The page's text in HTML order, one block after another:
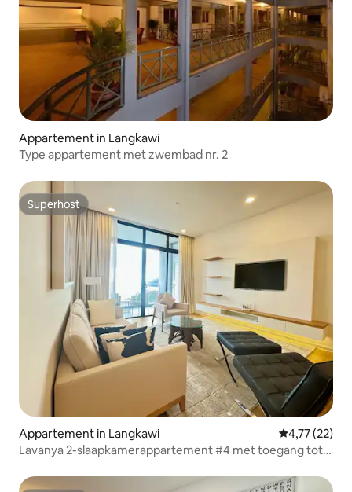
Appartement in Langkawi
Type appartement met zwembad nr. 2
Superhost
Superhost
Appartement in Langkawi Gemiddelde
4,77 (22)
Lavanya 2-slaapkamerappartement #4 met toegang tot